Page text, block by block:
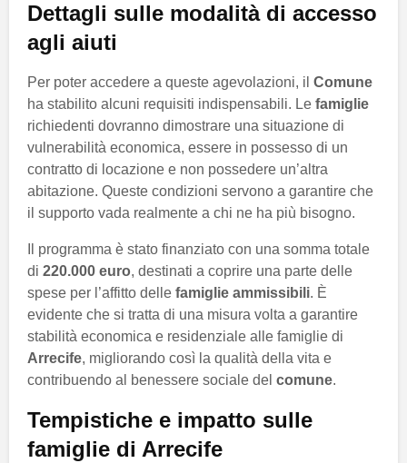
Dettagli sulle modalità di accesso
agli aiuti
Per poter accedere a queste agevolazioni, il Comune
ha stabilito alcuni requisiti indispensabili. Le famiglie
richiedenti dovranno dimostrare una situazione di
vulnerabilità economica, essere in possesso di un
contratto di locazione e non possedere un’altra
abitazione. Queste condizioni servono a garantire che
il supporto vada realmente a chi ne ha più bisogno.
Il programma è stato finanziato con una somma totale
di 220.000 euro, destinati a coprire una parte delle
spese per l’affitto delle famiglie ammissibili. È
evidente che si tratta di una misura volta a garantire
stabilità economica e residenziale alle famiglie di
Arrecife, migliorando così la qualità della vita e
contribuendo al benessere sociale del comune.
Tempistiche e impatto sulle
famiglie di Arrecife